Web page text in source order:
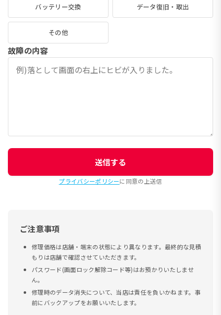
バッテリー交換 データ復旧・取出
その他
故障の内容
送信する
プライバシーポリシーに同意の上送信
ご注意事項
修理価格は店舗・端末の状態により異なります。最終的な見積
もりは店舗で確認させていただきます。
パスワード(画面ロック解除コード等)はお預かりいたしませ
ん。
修理時のデータ消失について、当店は責任を負いかねます。事
前にバックアップをお願いいたします。